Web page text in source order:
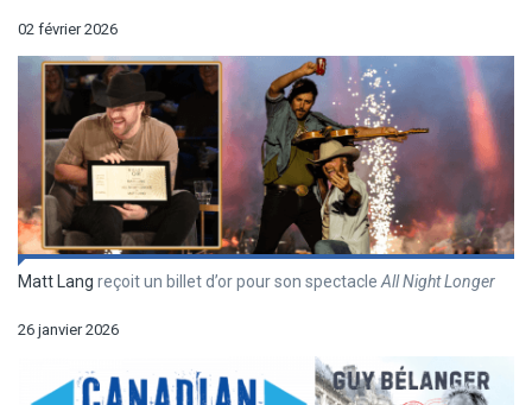
02 février 2026
Matt Lang reçoit un billet d’or pour son spectacleAll Night Longer
26 janvier 2026